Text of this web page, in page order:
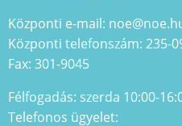
Központi e-mail:
Központi telefonszám: 235-
Fax: 301-9045
Félfogadás: szerda 10:00-
Telefonos ügyelet: